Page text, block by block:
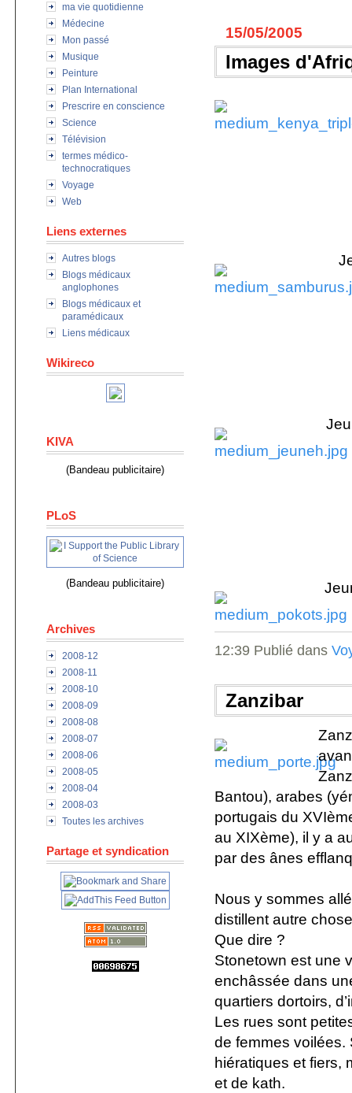
ma vie quotidienne
Médecine
Mon passé
Musique
Peinture
Plan International
Prescrire en conscience
Science
Télévision
termes médico-
technocratiques
Voyage
Web
Liens externes
Autres blogs
Blogs médicaux
anglophones
Blogs médicaux et
paramédicaux
Liens médicaux
Wikireco
KIVA
(Bandeau publicitaire)
PLoS
(Bandeau publicitaire)
Archives
2008-12
2008-11
2008-10
2008-09
2008-08
2008-07
2008-06
2008-05
2008-04
2008-03
Toutes les archives
Partage et syndication
15/05/2005
Images
12:39 Publié dans
Zanzibar
Bantou), arabes
portugais du
au XIXème), il y a
par des ânes
Nous y sommes
distillent autre
Que dire ?
Stonetown est une
enchâssée dans
quartiers dortoirs,
Les rues sont
de femmes
hiératiques et fiers,
et de kath.